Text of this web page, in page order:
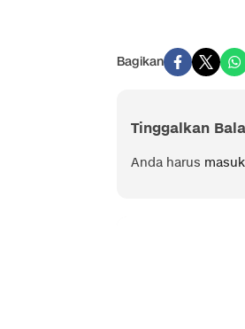
Bagikan
Tinggalkan
Anda harus masuk